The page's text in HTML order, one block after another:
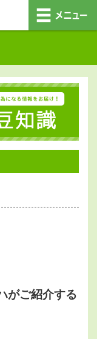
がご紹介する